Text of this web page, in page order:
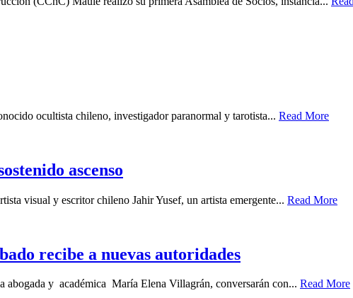
ocultista chileno, investigador paranormal y tarotista... Read More
ascenso
visual y escritor chileno Jahir Yusef, un artista emergente... Read More
recibe a nuevas autoridades
abogada y académica María Elena Villagrán, conversarán con... Read More